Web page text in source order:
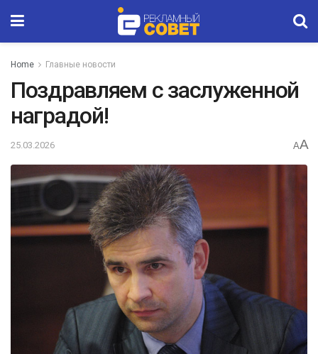
Home Главные новости
Поздравляем с заслуженной
наградой!
25.03.2026 AA